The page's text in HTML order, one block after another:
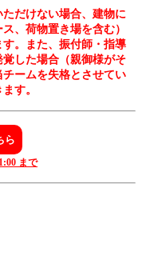
だけない場合、建物に
、荷物置き場を含む）
。また、 振付師・指導
した場合（親御様がそ
ームを失格とさせてい
ます。
ら
まで